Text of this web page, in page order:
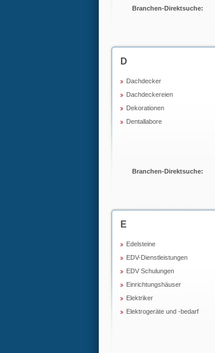
Branchen-Direktsuche:
D
Dachdecker
Dachdeckereien
Dekorationen
Dentallabore
Branchen-Direktsuche:
E
Edelsteine
EDV-Dienstleistungen
EDV Schulungen
Einrichtungshäuser
Elektriker
Elektrogeräte und -bedarf